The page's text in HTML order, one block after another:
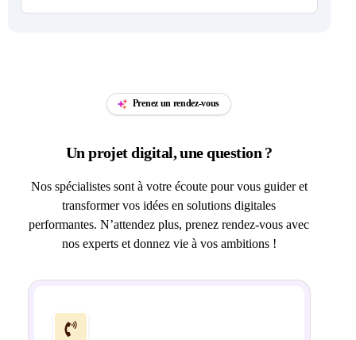
Prenez un rendez-vous
Un projet digital, une question ?
Nos spécialistes sont à votre écoute pour vous guider et
transformer vos idées en solutions digitales
performantes. N’attendez plus, prenez rendez-vous avec
nos experts et donnez vie à vos ambitions !